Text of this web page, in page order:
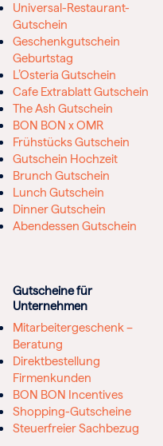
Universal-Restaurant-
Gutschein
Geschenkgutschein
Geburtstag
L’Osteria Gutschein
Cafe Extrablatt Gutschein
The Ash Gutschein
BON BON x OMR
Frühstücks Gutschein
Gutschein Hochzeit
Brunch Gutschein
Lunch Gutschein
Dinner Gutschein
Abendessen Gutschein
Gutscheine für
Unternehmen
Mitarbeitergeschenk –
Beratung
Direktbestellung
Firmenkunden
BON BON Incentives
Shopping-Gutscheine
Steuerfreier Sachbezug